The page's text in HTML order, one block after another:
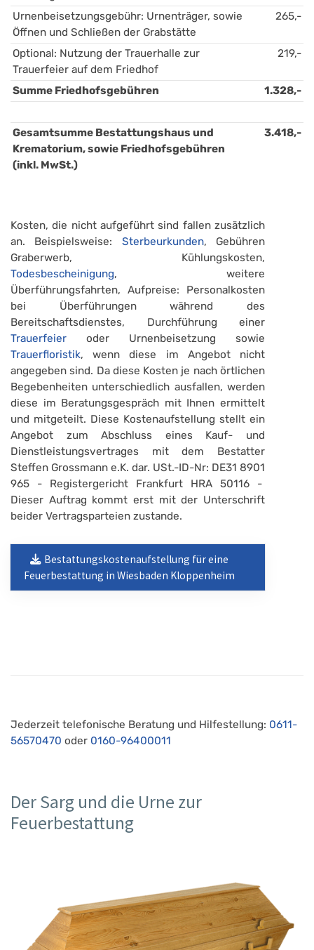
Urnenbeisetzungsgebühr: Urnenträger, sowie
Öffnen und Schließen der Grabstätte
265,-
Optional: Nutzung der Trauerhalle zur
Trauerfeier auf dem Friedhof
219,-
Summe Friedhofsgebühren 1.328,-
Gesamtsumme Bestattungshaus und
Krematorium, sowie Friedhofsgebühren
(inkl. MwSt.)
3.418,-
Kosten, die nicht aufgeführt sind fallen zusätzlich
an. Beispielsweise: Sterbeurkunden, Gebühren
Graberwerb, Kühlungskosten,
Todesbescheinigung, weitere
Überführungsfahrten, Aufpreise: Personalkosten
bei Überführungen während des
Bereitschaftsdienstes, Durchführung einer
Trauerfeier oder Urnenbeisetzung sowie
Trauerfloristik, wenn diese im Angebot nicht
angegeben sind. Da diese Kosten je nach örtlichen
Begebenheiten unterschiedlich ausfallen, werden
diese im Beratungsgespräch mit Ihnen ermittelt
und mitgeteilt. Diese Kostenaufstellung stellt ein
Angebot zum Abschluss eines Kauf- und
Dienstleistungsvertrages mit dem Bestatter
Steffen Grossmann e.K. dar. USt.-ID-Nr: DE31 8901
965 - Registergericht Frankfurt HRA 50116 -
Dieser Auftrag kommt erst mit der Unterschrift
beider Vertragsparteien zustande.
Bestattungskostenaufstellung für eine
Feuerbestattung in Wiesbaden Kloppenheim
Jederzeit telefonische Beratung und Hilfestellung: 0611-
56570470 oder 0160-96400011
Der Sarg und die Urne zur
Feuerbestattung